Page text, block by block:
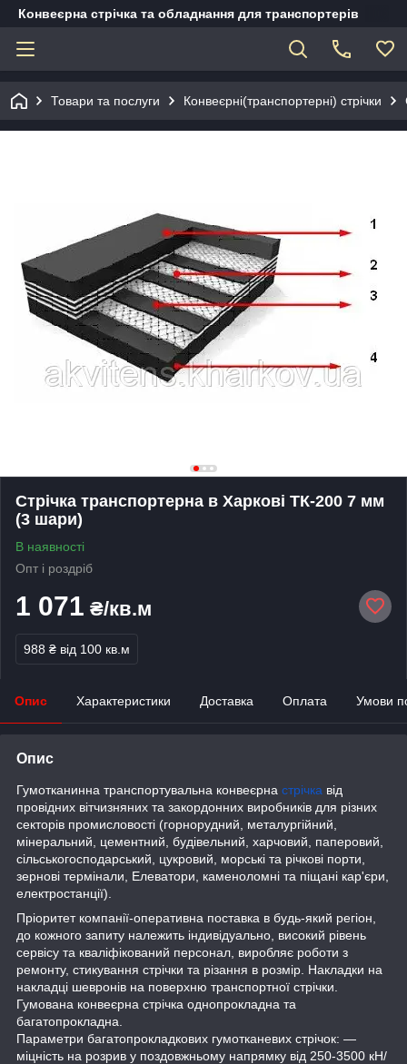
Конвеєрна стрічка та обладнання для транспортерів
Товари та послуги Конвеєрні(транспортерні) стрічки
Стрічка транспортерна в Харкові ТК-200 7 мм
(3 шари)
В наявності
Опт і роздріб
1 071 ₴/кв.м
988 ₴ від 100 кв.м
Опис Характеристики Доставка Оплата Умови
Опис
Гумотканинна транспортувальна конвеєрна стрічка від
провідних вітчизняних та закордонних виробників для різних
секторів промисловості (горнорудний, металургійний,
мінеральний, цементний, будівельний, харчовий, паперовий,
сільськогосподарський, цукровий, морські та річкові порти,
зернові термінали, Елеватори, каменоломні та піщані кар'єри,
електростанції).
Пріоритет компанії-оперативна поставка в будь-який регіон,
до кожного запиту належить індивідуально, високий рівень
сервісу та кваліфікований персонал, виробляє роботи з
ремонту, стикування стрічки та різання в розмір. Накладки на
накладці шевронів на поверхню транспортної стрічки.
Гумована конвеєрна стрічка однопрокладна та
багатопрокладна.
Параметри багатопрокладкових гумотканевих стрічок: —
міцність на розрив у поздовжньому напрямку від 250-3500 кН/